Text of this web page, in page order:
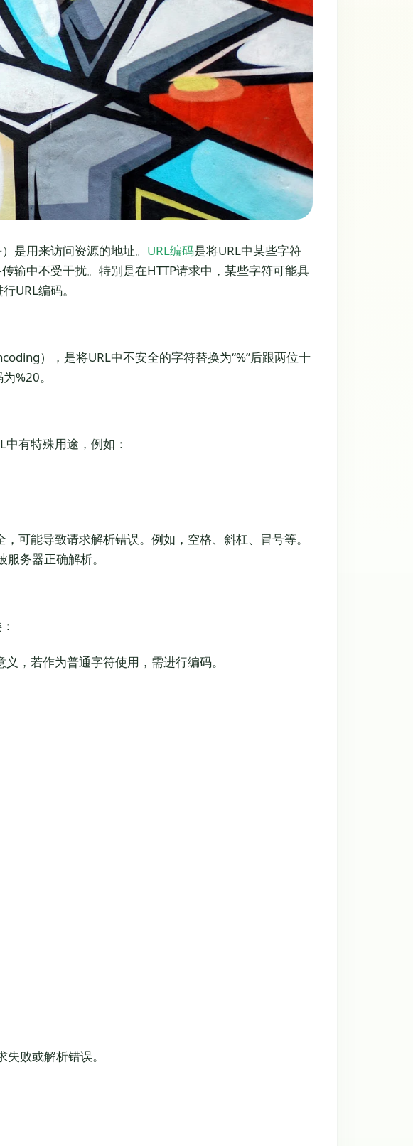
是用来访问资源的地址。 URL编码是将URL中某些字符
输中不受干扰。特别是在HTTP请求中，某些字符可能具
URL编码。
），是将URL中不安全的字符替换为“%”后跟两位十
%20。
中有特殊用途，例如：
，可能导致请求解析错误。例如，空格、斜杠、冒号等。
服务器正确解析。
义，若作为普通字符使用，需进行编码。
失败或解析错误。